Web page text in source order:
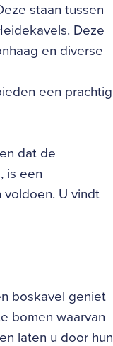
staan tussen
Deze
en diverse
een prachtig
dat de
is een
voldoen. U vindt
boskavel geniet
bomen waarvan
laten u door hun